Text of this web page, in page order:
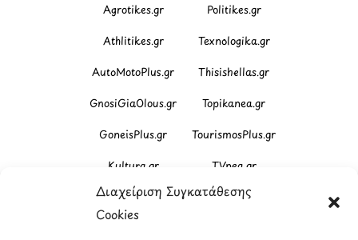
Διαχείριση Συγκατάθεσης
Cookies
Agrotikes.gr Politikes.gr
Athlitikes.gr Texnologika.gr
AutoMotoPlus.gr Thisishellas.gr
GnosiGiaOlous.gr Topikanea.gr
GoneisPlus.gr TourismosPlus.gr
Kultura.gr TVnea.gr
Loatki.gr Upnow.gr